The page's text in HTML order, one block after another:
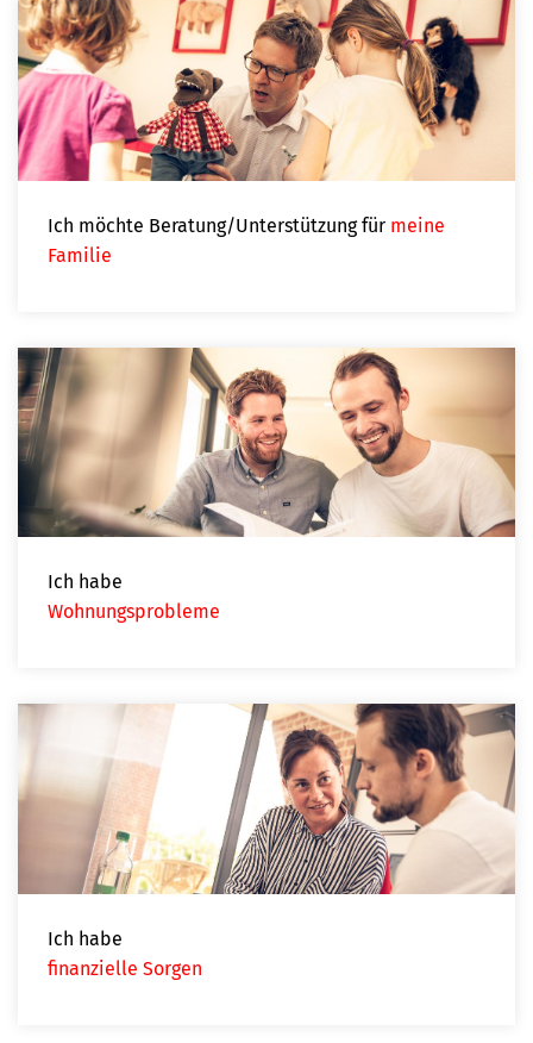
Ich möchte Beratung/Unterstützung für meine
Familie
Ich habe
Wohnungsprobleme
Ich habe
finanzielle Sorgen